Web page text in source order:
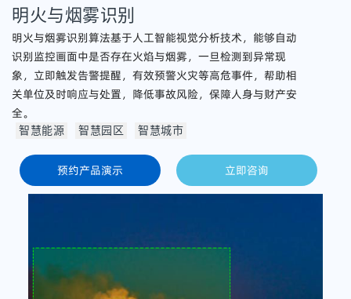
明火与烟雾识别
明火与烟雾识别算法基于人工智能视觉分析技术，能够自动
识别监控画面中是否存在火焰与烟雾，一旦检测到异常现
象，立即触发告警提醒，有效预警火灾等高危事件，帮助相
关单位及时响应与处置，降低事故风险，保障人身与财产安
全。
智慧能源 智慧园区 智慧城市
预约产品演示 立即咨询